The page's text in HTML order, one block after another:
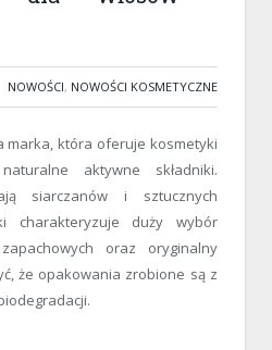
NOWOŚCI, NOWOŚCI KOSMETYCZNE
marka, która oferuje kosmetyki
aktywne składniki.
siarczanów i sztucznych
charakteryzuje duży wybór
oraz oryginalny
że opakowania zrobione są z